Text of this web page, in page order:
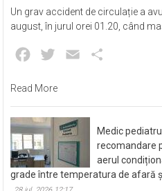
Un grav accident de circulație a
august, în jurul orei 01.20, când
Facebook
Twitter Email
Read More
Medic
recomandare
aerul
grade între temperatura de afară